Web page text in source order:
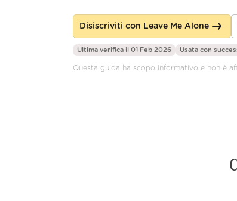
Disiscriviti con Leave Me Alone
Ultima verifica il 01 Feb 2026 Usata con
Questa guida ha scopo informativo e non è